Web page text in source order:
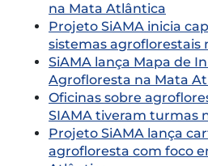
na Mata Atlântica
Projeto SiAMA inicia
sistemas agroflorestais
SiAMA lança Mapa de
Agrofloresta na Mata
Oficinas sobre
SIAMA tiveram turmas
Projeto SiAMA lança
agrofloresta com foco